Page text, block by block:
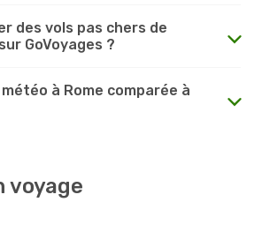
des vols pas chers de
GoVoyages ?
à Rome comparée à
voyage